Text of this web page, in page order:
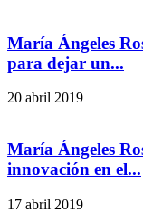
María Ángeles
para dejar un...
20 abril 2019
María Ángeles
innovación en el...
17 abril 2019